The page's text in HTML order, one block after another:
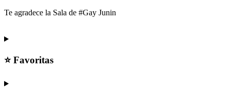
Te agradece la Sala de #Gay Junin
⭐ Favoritas